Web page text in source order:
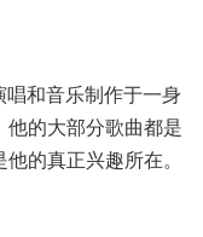
和音乐制作于一身
的大部分歌曲都是
的真正兴趣所在。